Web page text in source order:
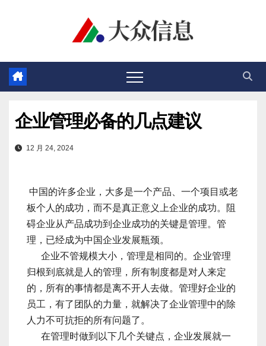
容
企业管理必备的几点建议
12 月 24, 2024
中国的许多企业，大多是一个产品、一个项目或老
板个人的成功，而不是真正意义上企业的成功。阻
碍企业从产品成功到企业成功的关键是管理。管
理，已经成为中国企业发展瓶颈。
企业不管规模大小，管理是相同的。企业管理
归根到底就是人的管理，所有制度都是对人来定
的，所有的事情都是离不开人去做。管理好企业的
员工，有了团队的力量，就解决了企业管理中的除
人力不可抗拒的所有问题了。
在管理时做到以下几个关键点，企业发展就一